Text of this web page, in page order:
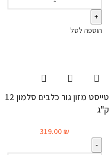
הוספה לסל
טייסט מזון גור כלבים סלמון 12
ק"ג
319.00 ₪